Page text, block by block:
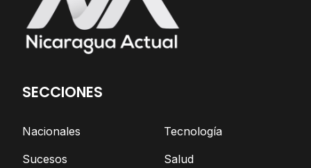
SECCIONES
Nacionales
Sucesos
Tecnología
Salud